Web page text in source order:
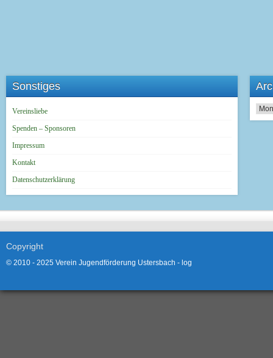
Sonstiges
Vereinsliebe
Spenden – Sponsoren
Impressum
Kontakt
Datenschutzerklärung
Copyright
© 2010 - 2025 Verein Jugendförderung Ustersbach - log